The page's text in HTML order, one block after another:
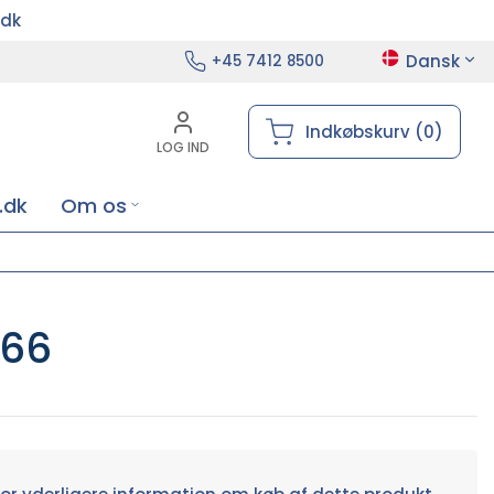
+45 7412 8500 Dansk
LOG IND
Indkøbskurv (0)
Om os